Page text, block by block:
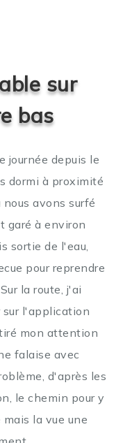
sur
bas
journée depuis le
dormi à proximité
avons surfé
garé à environ
sortie de l'eau,
pour reprendre
la route, j'ai
sur l'application
mon attention
falaise avec
d'après les
le chemin pour y
la vue une